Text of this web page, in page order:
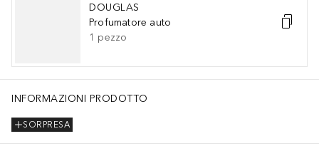
DOUGLAS
Profumatore auto
1 pezzo
INFORMAZIONI PRODOTTO
SORPRESA